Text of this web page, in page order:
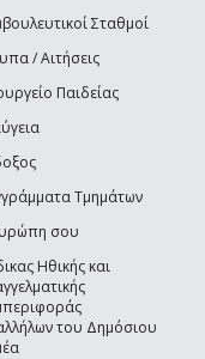
Σταθμοί
/ Αιτήσεις
Παιδείας
Τμημάτων
σου
Ηθικής και
του Δημόσιου